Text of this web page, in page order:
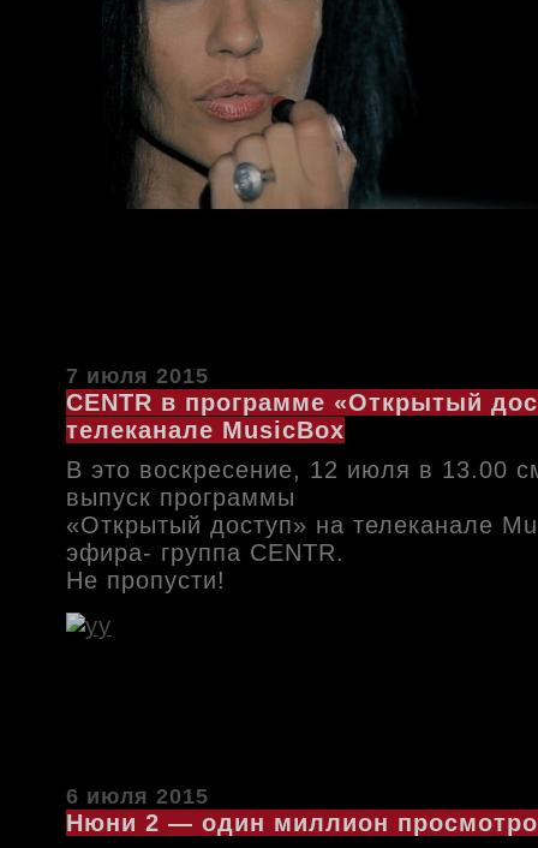
7 июля 2015
CENTR в программе «Открытый
телеканале MusicBox
В это воскресение, 12 июля в 13.00
выпуск программы
«Открытый доступ» на телеканале
эфира- группа CENTR.
Не пропусти!
6 июля 2015
Нюни 2 — один миллион